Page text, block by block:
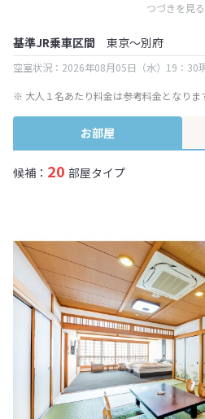
つづきを見る
※ 表示されている旅行代金・プラン内容は
基準JR乗車区間 東京～別府
空室状況：2026年08月05日（水）19：30
※ 大人１名あたり料金は参考料金となりま
お部屋
候補： 20 部屋タイプ